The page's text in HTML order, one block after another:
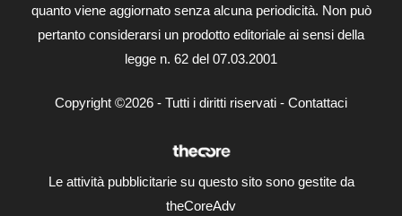
quanto viene aggiornato senza alcuna periodicità. Non può
pertanto considerarsi un prodotto editoriale ai sensi della
legge n. 62 del 07.03.2001
Copyright ©2026 - Tutti i diritti riservati - Contattaci
Le attività pubblicitarie su questo sito sono gestite da
theCoreAdv